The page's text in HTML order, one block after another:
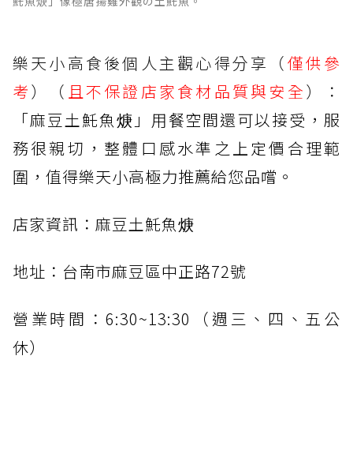
樂天小高食後個人主觀心得分享（僅供參
考）（ 且不保證店家食材品質與安全）：
「麻豆土魠魚焿」用餐空間還可以接受，服
務很親切，整體口感水準之上定價合理範
圍，值得樂天小高極力推薦給您品嚐。
店家資訊：麻豆土魠魚焿
地址：台南市麻豆區中正路72號
營業時間：6:30~13:30（週三、四、五公
休）